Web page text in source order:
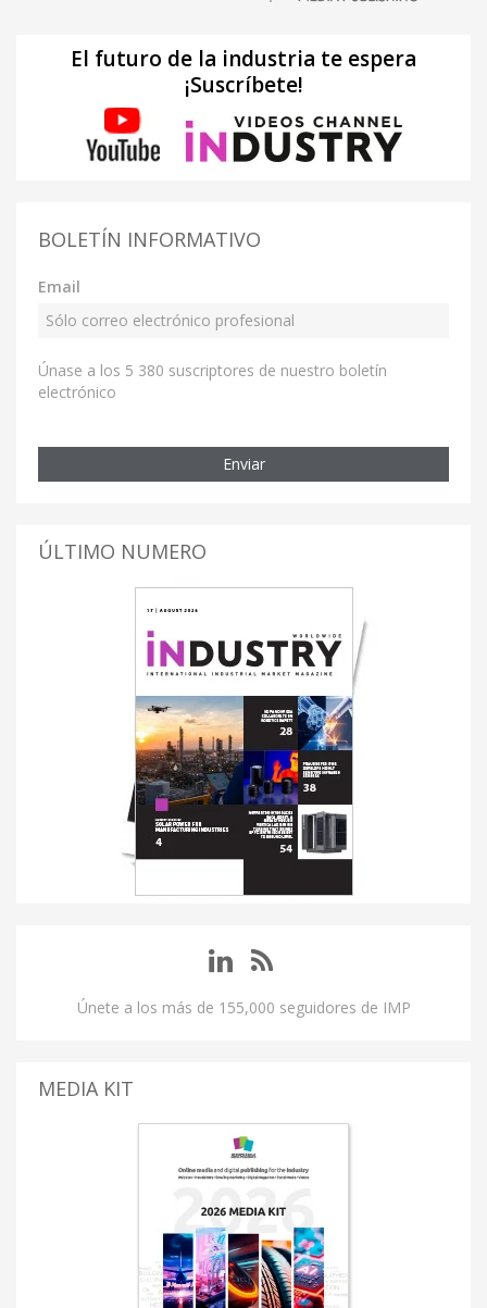
El futuro de la industria te espera
¡Suscríbete!
BOLETÍN INFORMATIVO
Email
Únase a los 5 380 suscriptores de nuestro boletín
electrónico
Enviar
ÚLTIMO NUMERO
Únete a los más de 155,000 seguidores de IMP
MEDIA KIT